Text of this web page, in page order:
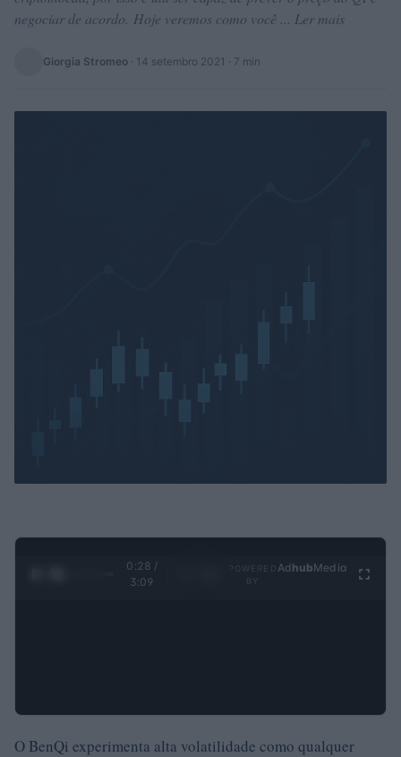
negociar de acordo. Hoje veremos como você ... Ler mais
Giorgia Stromeo · 14 setembro 2021 · 7 min
0:30 /
3:09
Ad hubMedia
O BenQi experimenta alta volatilidade como qualquer